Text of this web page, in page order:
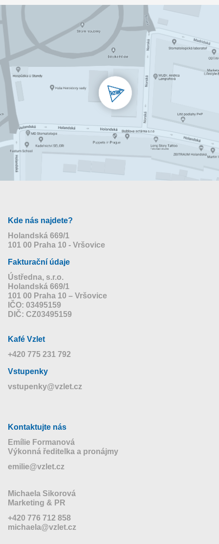
Kde nás najdete?
Holandská 669/1
101 00 Praha 10 - Vršovice
Fakturační údaje
Ústředna, s.r.o.
Holandská 669/1
101 00 Praha 10 – Vršovice
IČO: 03495159
DIČ: CZ03495159
Kafé Vzlet
+420 775 231 792
Vstupenky
vstupenky@vzlet.cz
Kontaktujte nás
Emílie Formanová
Výkonná ředitelka a pronájmy
emilie@vzlet.cz
Michaela Sikorová
Marketing & PR
+420 776 712 858
michaela@vzlet.cz